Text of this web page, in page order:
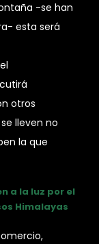
-se han
esta será
otros
lleven no
la que
a la luz por el
Himalayas